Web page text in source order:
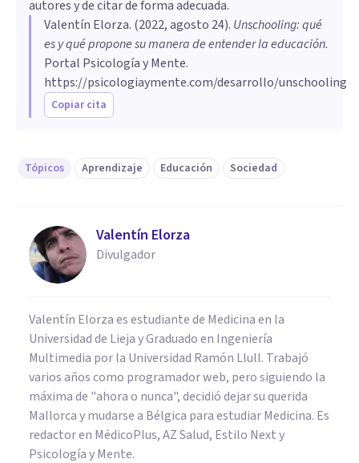
autores y de citar de forma adecuada.
Valentín Elorza. (2022, agosto 24). Unschooling: qué
es y qué propone su manera de entender la educación.
Portal Psicología y Mente.
https://psicologiaymente.com/desarrollo/unschooling
Copiar cita
Tópicos Aprendizaje Educación Sociedad
Valentín Elorza
Divulgador
Valentín Elorza es estudiante de Medicina en la
Universidad de Lieja y Graduado en Ingeniería
Multimedia por la Universidad Ramón Llull. Trabajó
varios años como programador web, pero siguiendo la
máxima de "ahora o nunca", decidió dejar su querida
Mallorca y mudarse a Bélgica para estudiar Medicina. Es
redactor en MédicoPlus, AZ Salud, Estilo Next y
Psicología y Mente.